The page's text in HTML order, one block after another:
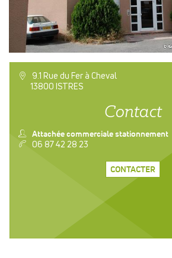
a
9.1 Rue du Fer à Cheval
13800 ISTRES
Contact
n Attachée commerciale stationnement
v 06 87 42 28 23
CONTACTER